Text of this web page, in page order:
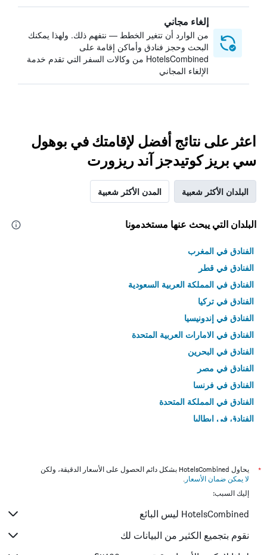
إلغاء مجاني
من الوارد أن تتغير الخطط — نتفهم ذلك. ولهذا يمكنك
البحث وحجز فنادق وأماكن إقامة على
HotelsCombined من وكالات السفر التي تقدم خدمة
الإلغاء المجاني
اعثر على نتائج أفضل لإقامتك في بوهول
سي بريز كوتيدجز آند ريزورت
البلدان الأكثر شعبية المدن الأكثر شعبية
البلدان التي يبحث عنها مستخدمونا
الفنادق في المغرب
الفنادق في قطر
الفنادق في المملكة العربية السعودية
الفنادق في تركيا
الفنادق في إندونيسيا
الفنادق في الامارات العربية المتحدة
الفنادق في البحرين
الفنادق في مصر
الفنادق في فرنسا
الفنادق في المملكة المتحدة
الفنادق في إيطاليا
*
يحاول HotelsCombined بشكل دائم الحصول على الأسعار الدقيقة، ولكن
لا يمكن ضمان الأسعار .
إليك السبب:
HotelsCombined ليس البائع
نقوم بتجميع الكثير من البيانات لك